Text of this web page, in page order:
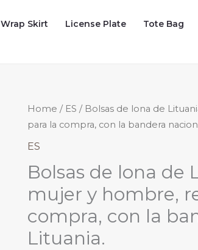
Wrap Skirt License Plate
Tote Bag
Home / ES / Bolsas de lona de
para la compra, con la bandera
ES
Bolsas de lona de
mujer y hombre,
compra, con la
Lituania.